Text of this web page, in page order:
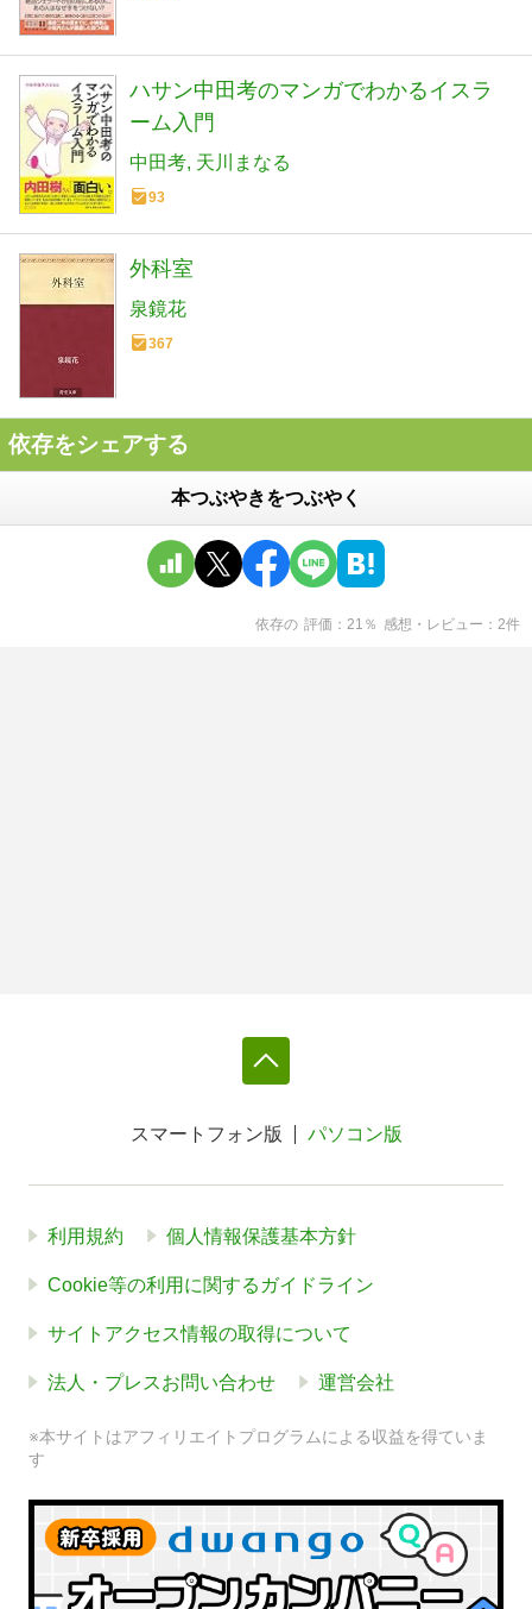
ハサン中田考のマンガでわかるイスラ
ーム入門
中田考 天川まなる
93
外科室
泉鏡花
367
依存をシェアする
本つぶやきをつぶやく
依存の 評価 21 ％ 感想・レビュー 2件
スマートフォン版 パソコン版
利用規約 個人情報保護基本方針
Cookie等の利用に関するガイドライン
サイトアクセス情報の取得について
法人・プレスお問い合わせ 運営会社
※本サイトはアフィリエイトプログラムによる収益を得ていま
す